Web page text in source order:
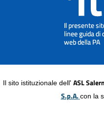
Il sito istituzionale dell' ASL
S.p.A. con la